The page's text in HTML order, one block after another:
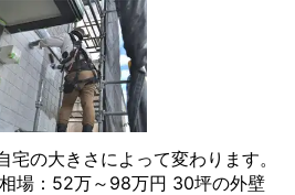
の大きさによって変わります。
場：52万～98万円 30坪の外壁